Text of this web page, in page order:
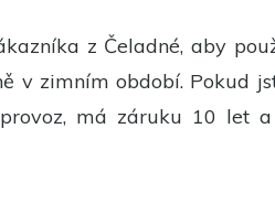
z Čeladné, aby
v zimním období. Pokud
má záruku 10 let